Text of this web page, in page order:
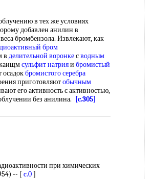
в тех же условиях
добавлен анилин в
бромбензола. Извлекают, как
бром
в делительной воронкесводным
сульфит натрияи бромистый
осадокбромистого серебра
приготовляютобычным
его активность с активностью,
без анилина.
[c.305]
при химических
-- [ c.0]